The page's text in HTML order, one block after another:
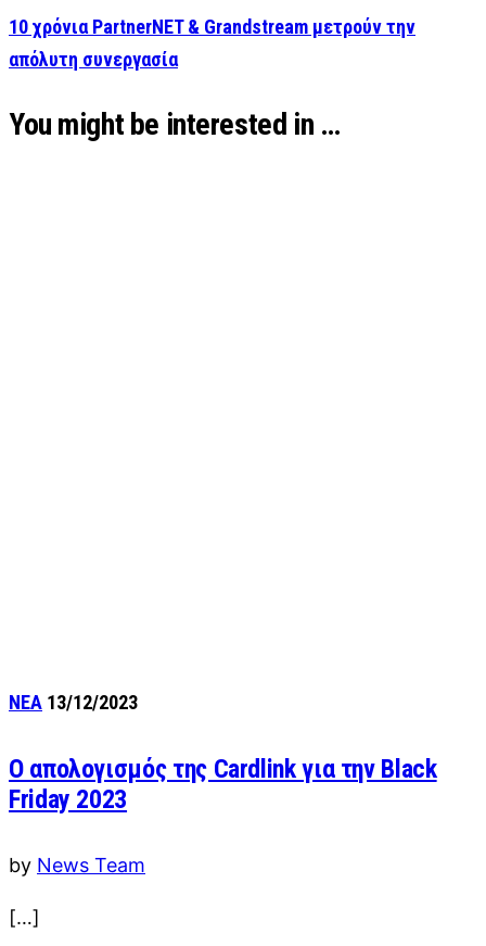
10 χρόνια PartnerNET & Grandstream μετρούν την
απόλυτη συνεργασία
You might be interested in …
ΝΕΑ 13/12/2023
O απολογισμός της Cardlink για την Black
Friday 2023
by News Team
[…]